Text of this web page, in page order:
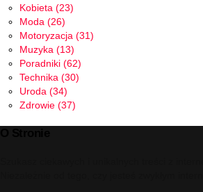
Kobieta (23)
Moda (26)
Motoryzacja (31)
Muzyka (13)
Poradniki (62)
Technika (30)
Uroda (34)
Zdrowie (37)